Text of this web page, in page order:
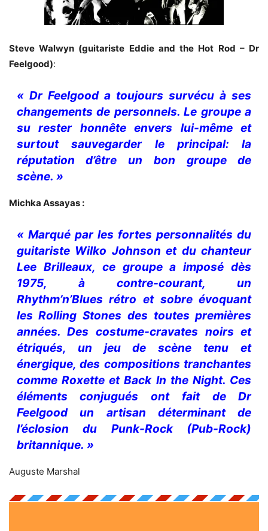
Steve Walwyn (guitariste Eddie and the Hot Rod – Dr
Feelgood):
« Dr Feelgood a toujours survécu à ses
changements de personnels. Le groupe a
su rester honnête envers lui-même et
surtout sauvegarder le principal: la
réputation d’être un bon groupe de
scène. »
Michka Assayas :
« Marqué par les fortes personnalités du
guitariste Wilko Johnson et du chanteur
Lee Brilleaux, ce groupe a imposé dès
1975, à contre-courant, un
Rhythm’n’Blues rétro et sobre évoquant
les Rolling Stones des toutes premières
années. Des costume-cravates noirs et
étriqués, un jeu de scène tenu et
énergique, des compositions tranchantes
comme Roxette et Back In the Night. Ces
éléments conjugués ont fait de Dr
Feelgood un artisan déterminant de
l’éclosion du Punk-Rock (Pub-Rock)
britannique. »
Auguste Marshal